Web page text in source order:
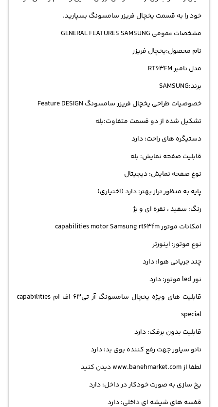
خود را به قسمت یخچال فریزر سامسونگ بسپارید.
مشخصات عمومی GENERAL FEATURES SAMSUNG
نام محصول:یخچال فریزر
مدل نامبر RT63FM
برند:SAMSUNG
خصوصیات طراحی یخچال فریزر سامسونگ Feature DESIGN
تشکیل شده از دو قسمت متفاوت:بله
دستیگره های راحت: دارد
قابلیت صفحه نمایش: بله
نوغ صفحه نمایش: دیجیتال
پایه به منظور تراز بهتر: دارد (اختیاری)
رنگ: سفید ، نقره ای و بژ
امکانات موتور capabilities motor Samsung rt63fm
نوع موتور: اینورتر
چند جریانی هوا: دارد
نور led موتور: دارد
قابلیت های ویژه یخچال سامسونگ آر تی63 اف ام capabilities
special
قابلیت بدون برفک: دارد
نانو سیلور جهت رفع کننده بوی بد: دارد
لطفا از www.banehmarket.com دیدن کنید
یخ سازی به صورت خودکار در داخل: دارد
قفسه های شیشه ای داخلی: دارد